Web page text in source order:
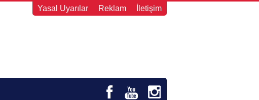
Yasal Uyarılar Reklam İletişim